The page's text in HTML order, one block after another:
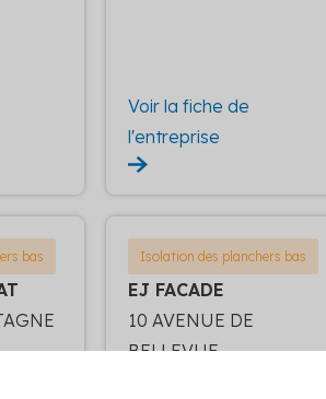
Voir la fiche de
l'entreprise
bas Isolation des planchers bas
EJ FACADE
10 AVENUE DE
BELLEVUE